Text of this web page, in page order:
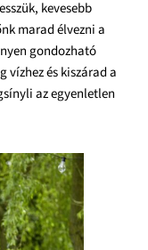
kevesebb
marad élvezni a
gondozható
és kiszárad a
az egyenletlen